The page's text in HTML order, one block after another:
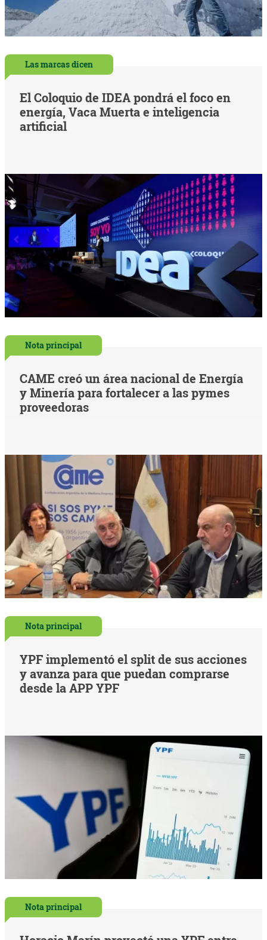
Las marcas dicen
El Coloquio de IDEA pondrá el foco en
energía, Vaca Muerta e inteligencia
artificial
Nota principal
CAME creó un área nacional de Energía
y Minería para fortalecer a las pymes
proveedoras
Nota principal
YPF implementó el split de sus acciones
y avanza para que puedan comprarse
desde la APP YPF
Nota principal